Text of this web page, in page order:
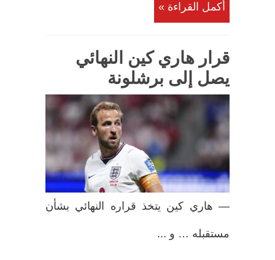
أكمل القراءة »
قرار هاري كين النهائي
يصل إلى برشلونة
— هاري كين يتخذ قراره النهائي بشأن
مستقبله … و ...